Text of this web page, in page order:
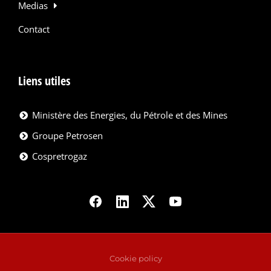
Medias
Contact
Liens utiles
Ministère des Energies, du Pétrole et des Mines
Groupe Petrosen
Cospretrogaz
Cookie policy